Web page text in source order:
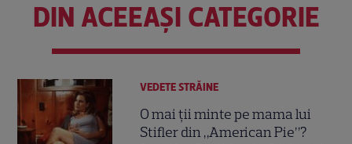
DIN ACEEAȘI CATEGORIE
VEDETE STRĂINE
O mai ții minte pe mama lui
Stifler din „American Pie”?